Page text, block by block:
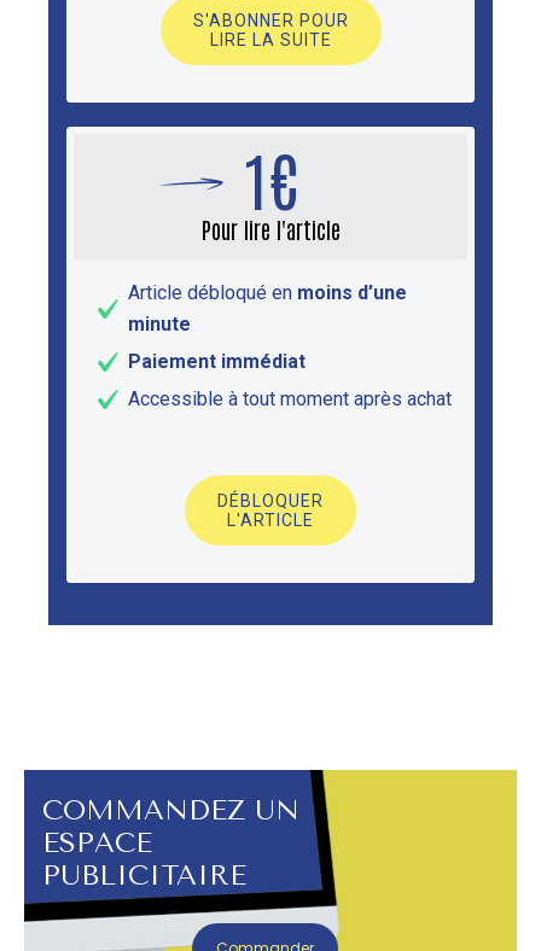
S'ABONNER POUR
LIRE LA SUITE
1€
Pour lire l'article
Article débloqué en moins d’une
minute
Paiement immédiat
Accessible à tout moment après achat
DÉBLOQUER
L'ARTICLE
COMMANDEZ UN
ESPACE
PUBLICITAIRE